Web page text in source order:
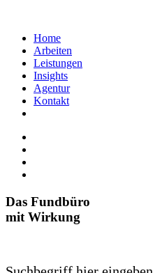
Home
Arbeiten
Leistungen
Insights
Agentur
Kontakt
Das Fundbüro
mit Wirkung